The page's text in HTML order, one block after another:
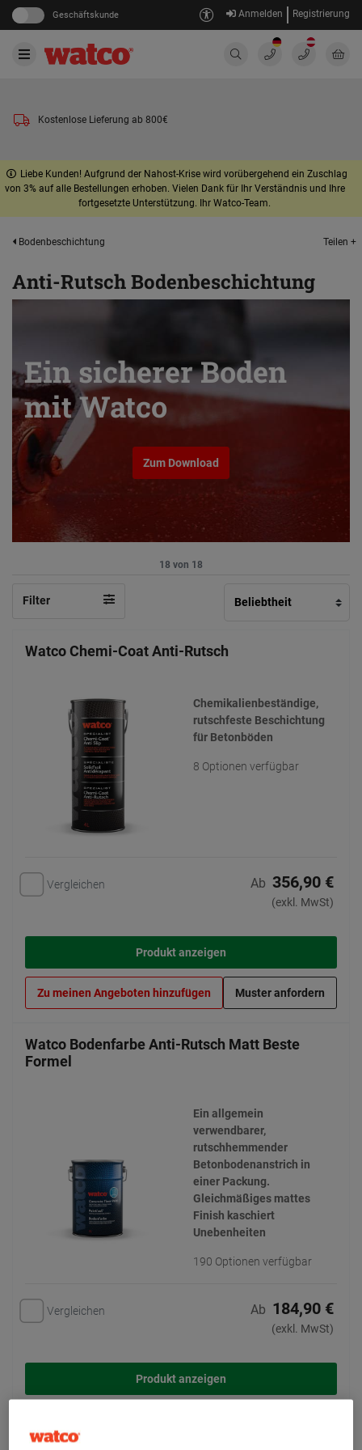
Geschäftskunde Anmelden Registrierung
Kostenlose Lieferung ab 800€
Liebe Kunden! Aufgrund der Nahost-Krise wird vorübergehend ein Zuschlag
von 3% auf alle Bestellungen erhoben. Vielen Dank für Ihr Verständnis und Ihre
fortgesetzte Unterstützung. Ihr Watco-Team.
Bodenbeschichtung Teilen +
Anti-Rutsch Bodenbeschichtung
Ein sicherer Boden
mit Watco
Zum Download
18 von 18
Filter
Watco Chemi-Coat Anti-Rutsch
Chemikalienbeständige,
rutschfeste Beschichtung
für Betonböden
8 Optionen verfügbar
Vergleichen Ab 356,90 €
(exkl. MwSt)
Produkt anzeigen
Zu meinen Angeboten hinzufügen Muster anfordern
Watco Bodenfarbe Anti-Rutsch Matt Beste
Formel
Ein allgemein
verwendbarer,
rutschhemmender
Betonbodenanstrich in
einer Packung.
Gleichmäßiges mattes
Finish kaschiert
Unebenheiten
190 Optionen verfügbar
Vergleichen Ab 184,90 €
(exkl. MwSt)
Produkt anzeigen